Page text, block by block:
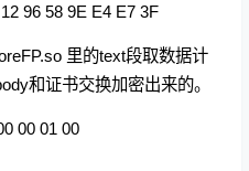
96 58 9E E4 E7 3F
里的text段取数据计
和证书交换加密出来的。
00 01 00